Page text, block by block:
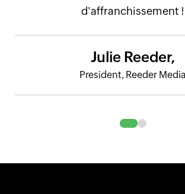
d'affranchissement !
Julie Reeder,
President, Reeder Media